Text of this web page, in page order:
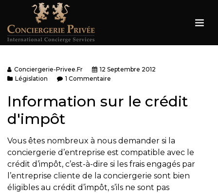
Conciergerie-Privee.fr
12 Septembre 2012
Législation
1 Commentaire
Information sur le crédit
d'impôt
Vous êtes nombreux à nous demander si la
conciergerie d’entreprise est compatible avec le
crédit d’impôt, c’est-à-dire si les frais engagés par
l’entreprise cliente de la conciergerie sont bien
éligibles au crédit d’impôt, s’ils ne sont pas